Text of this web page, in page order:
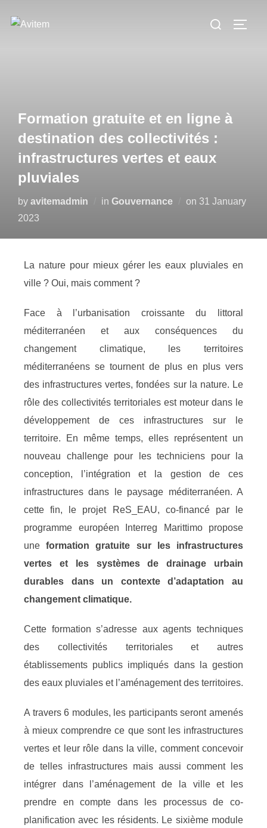
Formation gratuite et en ligne à
destination des collectivités :
infrastructures vertes et eaux
pluviales
by avitemadmin in Gouvernance on 31 January
2023
La nature pour mieux gérer les eaux pluviales en
ville ? Oui, mais comment ?
Face à l’urbanisation croissante du littoral
méditerranéen et aux conséquences du
changement climatique, les territoires
méditerranéens se tournent de plus en plus vers
des infrastructures vertes, fondées sur la nature. Le
rôle des collectivités territoriales est moteur dans le
développement de ces infrastructures sur le
territoire. En même temps, elles représentent un
nouveau challenge pour les techniciens pour la
conception, l’intégration et la gestion de ces
infrastructures dans le paysage méditerranéen. A
cette fin, le projet ReS_EAU, co-financé par le
programme européen Interreg Marittimo propose
uneformation gratuite sur les infrastructures
vertes et les systèmes de drainage urbain
durables dans un contexte d’adaptation au
changement climatique.
Cette formation s’adresse aux agents techniques
des collectivités territoriales et autres
établissements publics impliqués dans la gestion
des eaux pluviales et l’aménagement des territoires.
A travers 6 modules, les participants seront amenés
à mieux comprendre ce que sont les infrastructures
vertes et leur rôle dans la ville, comment concevoir
de telles infrastructures mais aussi comment les
intégrer dans l’aménagement de la ville et les
prendre en compte dans les processus de co-
planification avec les résidents. Le sixième module